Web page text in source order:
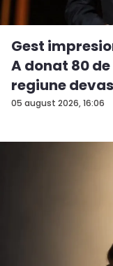
05 august 2026, 16:06
Gest
A donat 80
regiune